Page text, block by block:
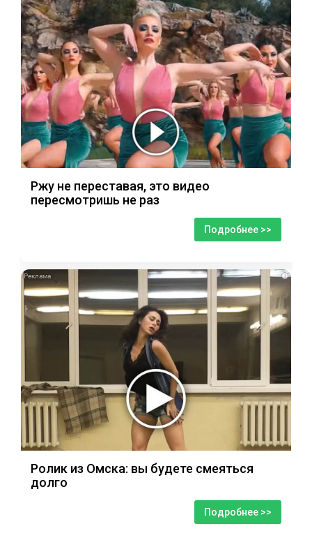
Ржу не переставая, это видео
пересмотришь не раз
Подробнее >>
i
Ролик из Омска: вы будете смеяться
долго
Подробнее >>